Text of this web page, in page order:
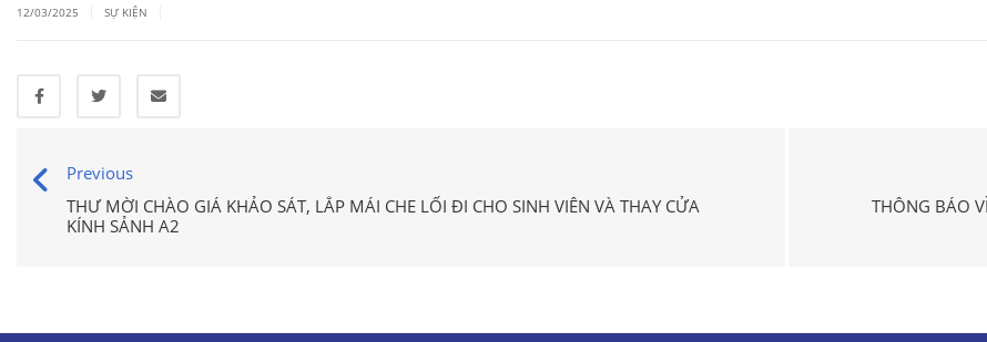
12/03/2025 SỰ KIỆN
Previous
THƯ MỜI CHÀO GIÁ KHẢO SÁT, LẮP MÁI CHE LỐI ĐI CHO SINH VIÊN VÀ THAY CỬA
KÍNH SẢNH A2
THÔNG BÁO